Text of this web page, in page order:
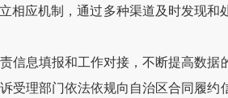
相应机制，通过多种渠道及时发现和
信息填报和工作对接，不断提高数据
受理部门依法依规向自治区合同履约